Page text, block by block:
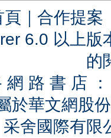
頁 ｜ 合作提案
6.0 以上
的
網 路 書 店
於華文網股
采舍國際有